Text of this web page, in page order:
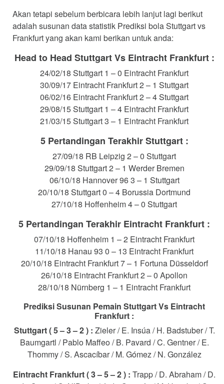
Akan tetapi sebelum berbicara lebih lanjut lagi berikut
adalah susunan data statistik Prediksi bola Stuttgart vs
Frankfurt yang akan kami berikan untuk anda:
Head to Head Stuttgart Vs Eintracht Frankfurt :
24/02/18 Stuttgart 1 – 0 Eintracht Frankfurt
30/09/17 Eintracht Frankfurt 2 – 1 Stuttgart
06/02/16 Eintracht Frankfurt 2 – 4 Stuttgart
29/08/15 Stuttgart 1 – 4 Eintracht Frankfurt
21/03/15 Stuttgart 3 – 1 Eintracht Frankfurt
5 Pertandingan Terakhir Stuttgart :
27/09/18 RB Leipzig 2 – 0 Stuttgart
29/09/18 Stuttgart 2 – 1 Werder Bremen
06/10/18 Hannover 96 3 – 1 Stuttgart
20/10/18 Stuttgart 0 – 4 Borussia Dortmund
27/10/18 Hoffenheim 4 – 0 Stuttgart
5 Pertandingan Terakhir Eintracht Frankfurt :
07/10/18 Hoffenheim 1 – 2 Eintracht Frankfurt
11/10/18 Hanau 93 0 – 13 Eintracht Frankfurt
20/10/18 Eintracht Frankfurt 7 – 1 Fortuna Düsseldorf
26/10/18 Eintracht Frankfurt 2 – 0 Apollon
28/10/18 Nürnberg 1 – 1 Eintracht Frankfurt
Prediksi Susunan Pemain Stuttgart Vs Eintracht
Frankfurt :
Stuttgart ( 5 – 3 – 2 ) : Zieler / E. Insúa / H. Badstuber / T.
Baumgartl / Pablo Maffeo / B. Pavard / C. Gentner / E.
Thommy / S. Ascacíbar / M. Gómez / N. González
Eintracht Frankfurt ( 3 – 5 – 2 ) : Trapp / D. Abraham / D.